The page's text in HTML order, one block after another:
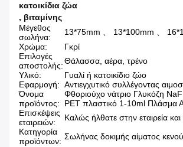
κατοικίδια ζώα
, βιταμίνης
Μέγεθος
σωλήνα:
13*75mm 、 13*100mm 、
Χρώμα:
Γκρί
Επιλογές
αποστολής:Θάλασσα, αέρα, τρένο
Υλικό:
Γυαλί ή κατοικίδιο ζώο
Εφαρμογή: Αντιεγχυτικό συλλέγοντας
Όνομα
προϊόντος:
Φθοριούχο νάτριο Γλυκόζη NaF
PET πλαστικό 1-10ml Πλάσμα
Επισκέψεις
εταιρειών:
Καλώς ήλθατε στην εταιρεία
Κατηγορία
προϊόντων: Σωλήνας δοκιμής αίματος κενού